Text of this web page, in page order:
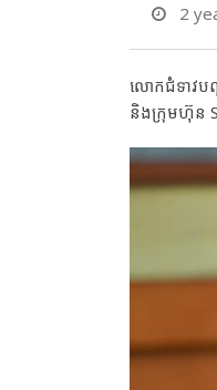
2
លោកជំទាវបណ្
និងក្រុមហ៊ុន